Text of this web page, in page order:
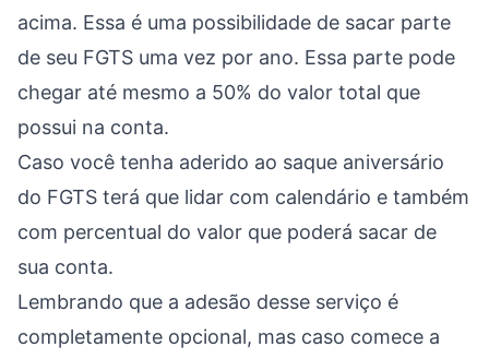
acima. Essa é uma possibilidade de sacar parte
de seu FGTS uma vez por ano. Essa parte pode
chegar até mesmo a 50% do valor total que
possui na conta.
Caso você tenha aderido ao saque aniversário
do FGTS terá que lidar com calendário e também
com percentual do valor que poderá sacar de
sua conta.
Lembrando que a adesão desse serviço é
completamente opcional, mas caso comece a